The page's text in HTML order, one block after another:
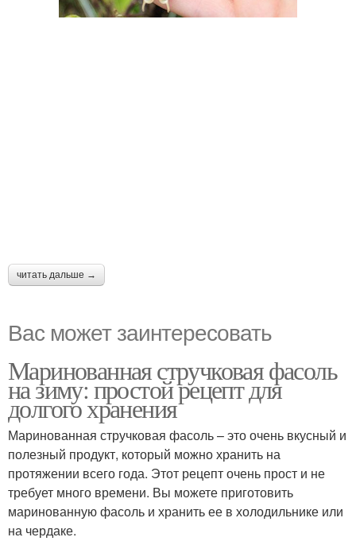
читать дальше →
Вас может заинтересовать
Маринованная стручковая фасоль
на зиму: простой рецепт для
долгого хранения
Маринованная стручковая фасоль – это очень вкусный и
полезный продукт, который можно хранить на
протяжении всего года. Этот рецепт очень прост и не
требует много времени. Вы можете приготовить
маринованную фасоль и хранить ее в холодильнике или
на чердаке.